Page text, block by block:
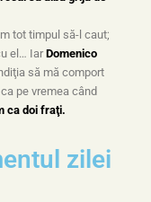
tot timpul să-l caut;
el… IarDomenico
să mă comport
pe vremea când
ca doi fraţi.
zilei